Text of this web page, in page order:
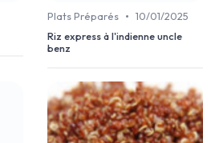
Plats Préparés • 10/01/2025
Riz express à l'indienne uncle
benz